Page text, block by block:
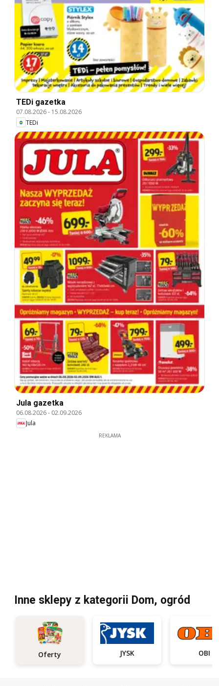
TEDi gazetka
07.08.2026- 15.08.2026
TEDi
Jula gazetka
06.08.2026- 02.09.2026
Jula
REKLAMA
Inne sklepy z kategorii Dom, ogród
Oferty JYSK OBI